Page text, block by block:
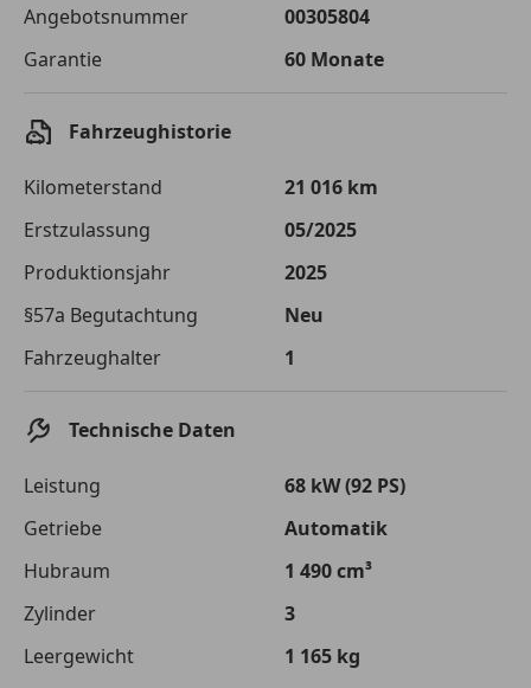
Einberechnete Gebühren
€ 0,-
Effektivzinsatz
7,50 %
von der von Ihnen gewählten Bank. Rückzahlungszeitraum 1-10
Angebotsnummer
00305804
Garantie
60 Monate
Fahrzeughistorie
Kilometerstand
21 016 km
Erstzulassung
05/2025
Produktionsjahr
2025
§57a Begutachtung
Neu
Fahrzeughalter
1
Technische Daten
Leistung
68 kW (92 PS)
Getriebe
Automatik
Hubraum
1 490 cm³
Zylinder
3
Leergewicht
1 165 kg